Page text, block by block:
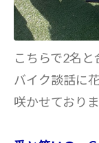
こちらで2名と
バイク談話に
咲かせておりま